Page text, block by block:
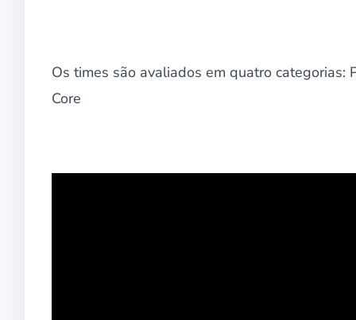
Os times são avaliados em quatro categorias:
Core